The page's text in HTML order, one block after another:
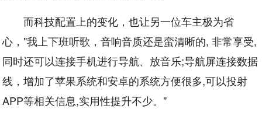
而科技配置上的变化，也让另一位车主极为省
心，"我上下班听歌，音响音质还是蛮清晰的, 非常享受,
同时还可以连接手机进行导航、放音乐;导航屏连接数据
线，增加了苹果系统和安卓的系统方便很多,可以投射
APP等相关信息,实用性提升不少。"